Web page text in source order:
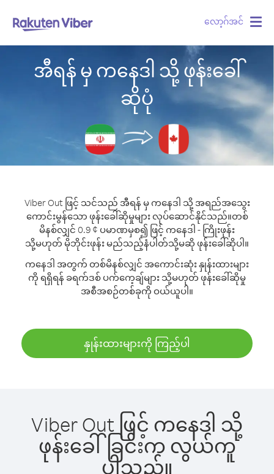
လော့ဂ်အင်
အီရန် မှ ကနေဒါ သို့ ဖုန်းခေါ်
ဆိုပုံ
Viber Out ဖြင့် သင်သည် အီရန် မှ ကနေဒါ သို့ အရည်အသွေး
ကောင်းမွန်သော ဖုန်းခေါ်ဆိုမှုများ လုပ်ဆောင်နိုင်သည်။တစ်
မိနစ်လျှင် 0.9 ¢ ပမာဏမှစ၍ ဖြင့် ကနေဒါ - ကြိုးဖုန်း
သို့မဟုတ် မိုဘိုင်းဖုန်း မည်သည့်နံပါတ်သို့မဆို ဖုန်းခေါ်ဆိုပါ။
ကနေဒါ အတွက် တစ်မိနစ်လျှင် အကောင်းဆုံး နှုန်းထားများ
ကို ရရှိရန် ခရက်ဒစ် ပက်ကေ့ချ်များ သို့မဟုတ် ဖုန်းခေါ်ဆိုမှု
အစီအစဉ်တစ်ခုကို ဝယ်ယူပါ။
နှုန်းထားများကို ကြည့်ပါ
Viber Out ဖြင့် ကနေဒါ သို့
ဖုန်းခေါ်ခြင်းက လွယ်ကူ
ပါသည်။